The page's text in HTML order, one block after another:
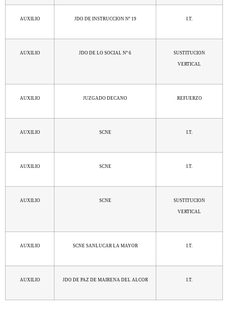
AUXILIO JDO DE INSTRUCCION Nº 19 I.T.
AUXILIO JDO DE LO SOCIAL Nº 6 SUSTITUCION
VERTICAL
AUXILIO JUZGADO DECANO REFUERZO
AUXILIO SCNE I.T.
AUXILIO SCNE I.T.
AUXILIO SCNE SUSTITUCION
VERTICAL
AUXILIO SCNE SANLUCAR LA MAYOR I.T.
AUXILIO JDO DE PAZ DE MAIRENA DEL ALCOR I.T.